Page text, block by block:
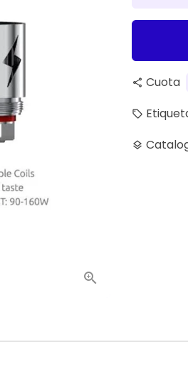
share Cuota
local_offer
layers